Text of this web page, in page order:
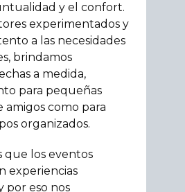
y el confort.
experimentados y
a las necesidades
brindamos
a medida,
para pequeñas
amigos como para
organizados.
que los eventos
experiencias
por eso nos